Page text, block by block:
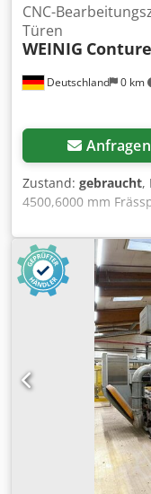
Deutschland 0 km
CNC-
Türen
WEINIG
Anfragen
Zustand: gebraucht,
4500,6000 mm
Weinig Conturex
Kundenauftrag zu
(Oertli) IV68/IV78/
elektrisch
Fensterschnitte auf
Preis der o.g.
Remontage auf
Hersteller - ohne
zzgl. gesetzl. Mwst.